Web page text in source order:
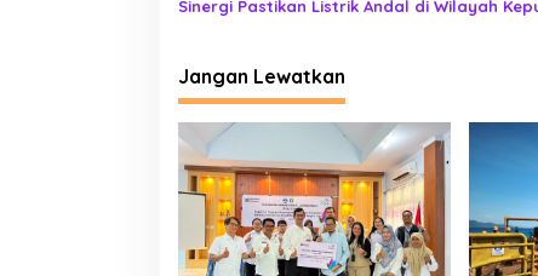
Sinergi Pastikan Listrik Andal di Wilayah
Jangan Lewatkan